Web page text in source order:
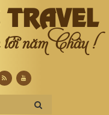
năm Châu !